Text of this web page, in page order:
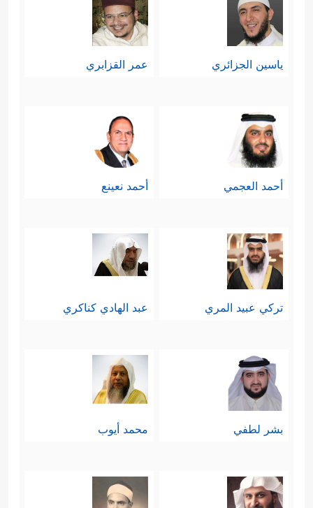
ياسين الجزائري عمر القزابري
أحمد العجمي أحمد نعينع
تركي عبيد المري عبد الهادي كناكري
بشر لطفي محمد أيوب